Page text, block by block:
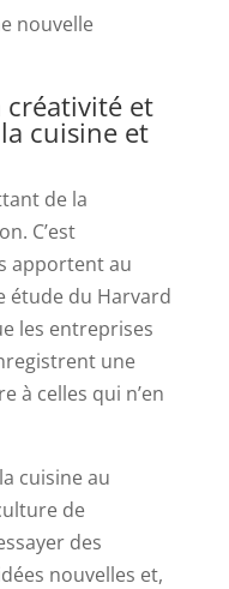
nouvelle
créativité et
cuisine et
de la
C’est
apportent au
étude du Harvard
les entreprises
une
à celles qui n’en
cuisine au
de
des
nouvelles et,